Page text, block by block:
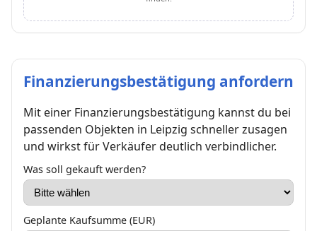
Finanzierungsbestätigung anfordern
Mit einer Finanzierungsbestätigung kannst du bei
passenden Objekten in Leipzig schneller zusagen
und wirkst für Verkäufer deutlich verbindlicher.
Was soll gekauft werden?
Geplante Kaufsumme (EUR)